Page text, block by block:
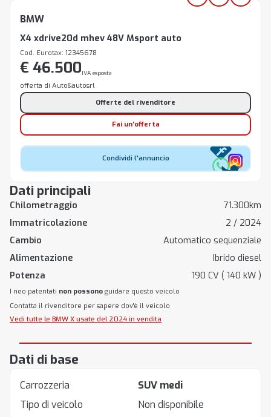
Dati principali
Chilometraggio
71.300km
Immatricolazione
2 / 2024
Cambio
Automatico sequenziale
Alimentazione
Ibrido diesel
Potenza
190 CV ( 140 kW )
I neo patentati non possono guidare questo veicolo
Contatta il rivenditore per sapere dov'è il veicolo
Vedi tutte le BMW X usate del 2024 in vendita
BMW
X4 xdrive20d mhev 48V Msport auto
Cod. Eurotax: 12345678
€ 46.500IVA esposta
offerta di Auto&autosrl
Offerte del rivenditore
Fai un'offerta
Condividi l'annuncio
Dati di base
Carrozzeria
SUV medi
Tipo di veicolo
Non disponibile